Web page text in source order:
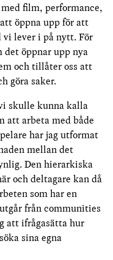
med film, performance,
öppna upp för att
vi lever i på nytt. För
öppnar upp nya
och tillåter oss att
göra saker.
skulle kunna kalla
att arbeta med både
har jag utformat
mellan det
Den hierarkiska
och deltagare kan då
som har en
från communities
att ifrågasätta hur
sina egna